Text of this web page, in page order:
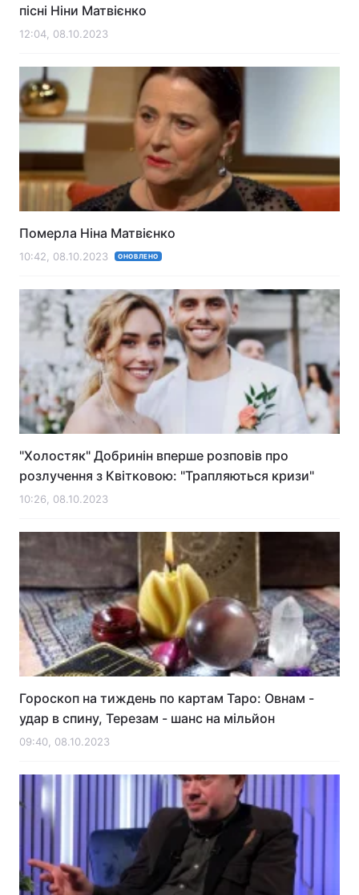
пісні Ніни Матвієнко
12:04, 08.10.2023
Померла Ніна Матвієнко
10:42, 08.10.2023 ОНОВЛЕНО
"Холостяк" Добринін вперше розповів про
розлучення з Квітковою: "Трапляються кризи"
10:26, 08.10.2023
Гороскоп на тиждень по картам Таро: Овнам -
удар в спину, Терезам - шанс на мільйон
09:40, 08.10.2023